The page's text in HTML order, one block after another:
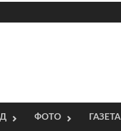
ФОТО ГАЗЕТА